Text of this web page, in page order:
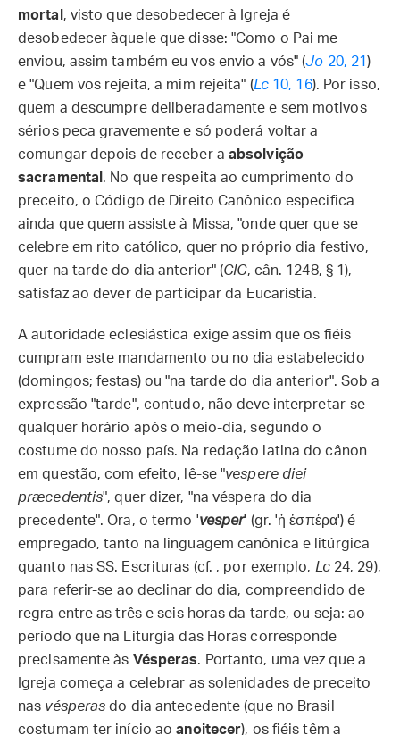
mortal , visto que desobedecer à Igreja é
desobedecer àquele que disse: "Como o Pai me
enviou, assim também eu vos envio a vós" (Jo 20, 21)
e "Quem vos rejeita, a mim rejeita" (Lc10, 16). Por isso,
quem a descumpre deliberadamente e sem motivos
sérios peca gravemente e só poderá voltar a
comungar depois de receber a absolvição
sacramental . No que respeita ao cumprimento do
preceito, o Código de Direito Canônico especifica
ainda que quem assiste à Missa, "onde quer que se
celebre em rito católico, quer no próprio dia festivo,
quer na tarde do dia anterior" (CIC, cân. 1248, § 1),
satisfaz ao dever de participar da Eucaristia.
A autoridade eclesiástica exige assim que os fiéis
cumpram este mandamento ou no dia estabelecido
(domingos; festas) ou "na tarde do dia anterior". Sob a
expressão "tarde", contudo, não deve interpretar-se
qualquer horário após o meio-dia, segundo o
costume do nosso país. Na redação latina do cânon
em questão, com efeito, lê-se "vespere diei
præcedentis", quer dizer, "na véspera do dia
precedente". Ora, o termo 'vesper' (gr. 'ἡ ἑσπέρα') é
empregado, tanto na linguagem canônica e litúrgica
quanto nas SS. Escrituras (cf. , por exemplo, Lc24, 29),
para referir-se ao declinar do dia, compreendido de
regra entre as três e seis horas da tarde, ou seja: ao
período que na Liturgia das Horas corresponde
precisamente às Vésperas. Portanto, uma vez que a
Igreja começa a celebrar as solenidades de preceito
nas vésperas do dia antecedente (que no Brasil
costumam ter início aoanoitecer), os fiéis têm a